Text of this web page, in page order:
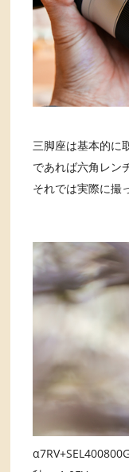
三脚座は基本的に
であれば六角レン
それでは実際に撮